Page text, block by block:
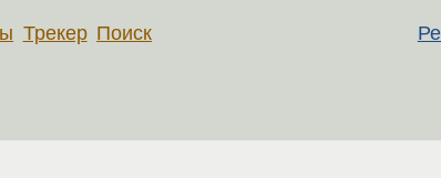
Трекер Поиск